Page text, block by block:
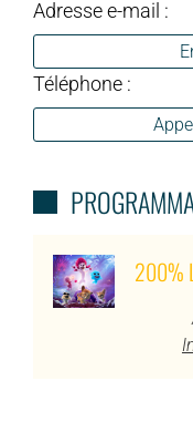
Adresse e-mail :
Téléphone :
200%